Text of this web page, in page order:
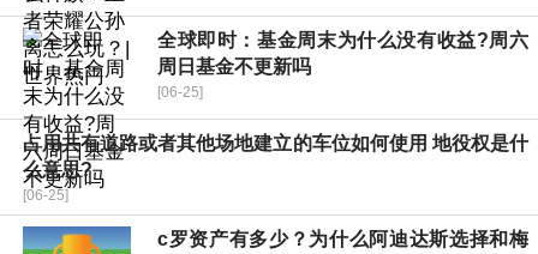
全球即时：基金周末为什么没有收益?周六
周日基金不更新吗
[06-25]
占用共有道路或者其他场地建立的车位如何使用 ​地役权是什
么意思?
[06-25]
c罗资产有多少？为什么阿迪达斯选择和梅